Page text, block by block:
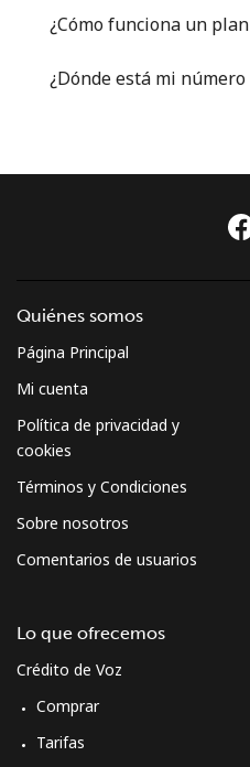
¿Cómo funciona un
¿Dónde está mi número
Quiénes somos
Página Principal
Mi cuenta
Política de privacidad y
cookies
Términos y Condiciones
Sobre nosotros
Comentarios de usuarios
Lo que ofrecemos
Crédito de Voz
Comprar
Tarifas